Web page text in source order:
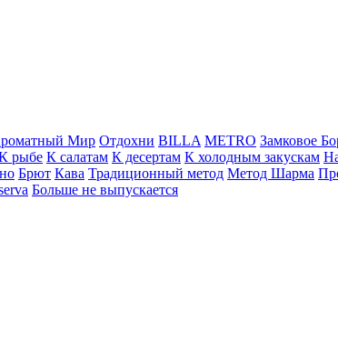
Мир Отдохни BILLA METRO Замковое
рыбе К салатам К десертам К холодным закускам
Брют Кава Традиционный метод Метод Шарма
Больше не выпускается